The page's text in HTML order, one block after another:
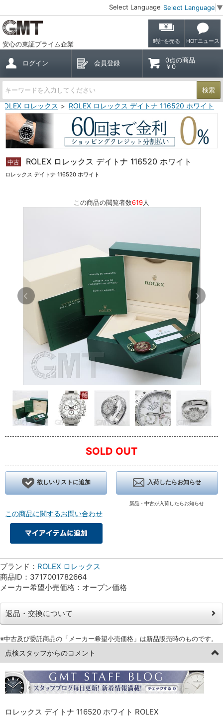
Select Language Select Language ▼
安心の東証プライム企業 時計を売る HOTニュース
ログイン 会員登録
0点の商品
￥0
検索
ロレックス ROLEX ロレックス デイトナ 116520 ホワイト
中古 ROLEX ロレックス デイトナ 116520 ホワイト
ロレックス デイトナ 116520 ホワイト
この商品の閲覧者数619人
SOLD OUT
欲しいリストに追加 入荷したらお知らせ
新品・中古が入荷したらお知らせ
この商品に関するお問い合わせ
ブランド： ROLEX ロレックス
商品ID：3717001782664
メーカー希望小売価格：オープン価格
返品・交換について
※中古及び委託商品の「メーカー希望小売価格」は新品販売時のものです。
点検スタッフからのコメント
ロレックス デイトナ 116520 ホワイト ROLEX